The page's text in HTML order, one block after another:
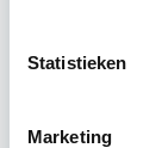
Statistieken
Marketingdo 24